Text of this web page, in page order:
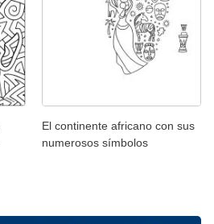
El continente africano con sus
numerosos símbolos